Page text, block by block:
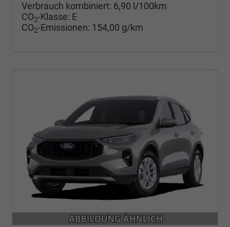
Verbrauch kombiniert: 6,90 l/100km
CO2-Klasse: E
CO2-Emissionen: 154,00 g/km